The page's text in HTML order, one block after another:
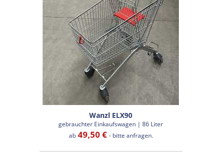
Wanzl ELX90
gebrauchter Einkaufswagen | 86 Liter
ab49,50 € - bitte anfragen.